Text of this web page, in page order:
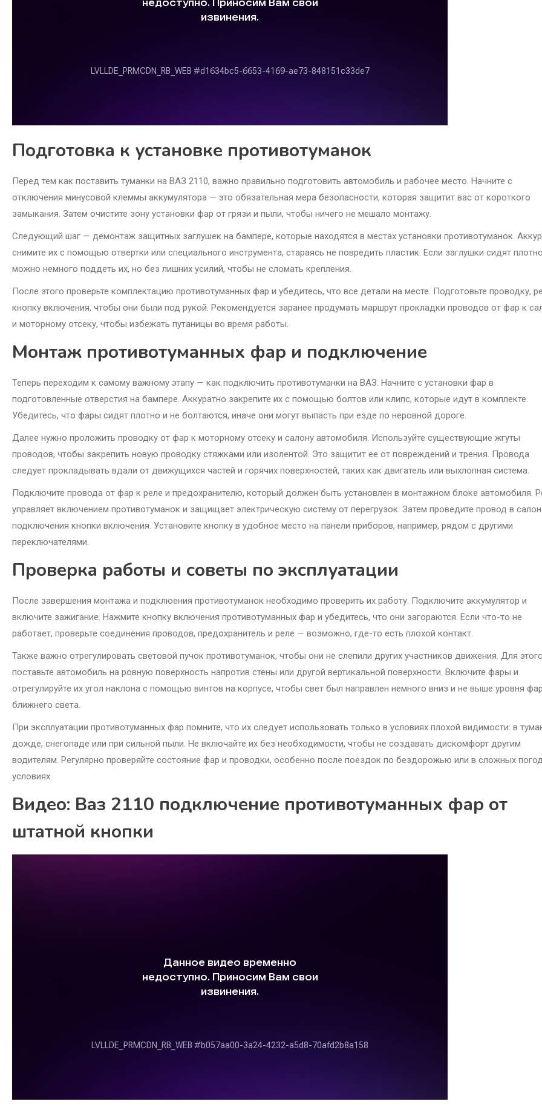
Подготовка к установке противотуманок
Перед тем как поставить туманки на ВАЗ 2110, важно правильно подготовить автомобиль и рабочее место. Начните с
отключения минусовой клеммы аккумулятора — это обязательная мера безопасности, которая защитит вас от короткого
замыкания. Затем очистите зону установки фар от грязи и пыли, чтобы ничего не мешало монтажу.
Следующий шаг — демонтаж защитных заглушек на бампере, которые находятся в местах установки противотуманок.
снимите их с помощью отвертки или специального инструмента, стараясь не повредить пластик. Если заглушки сидят
можно немного поддеть их, но без лишних усилий, чтобы не сломать крепления.
После этого проверьте комплектацию противотуманных фар и убедитесь, что все детали на месте. Подготовьте проводку,
кнопку включения, чтобы они были под рукой. Рекомендуется заранее продумать маршрут прокладки проводов от фар к
и моторному отсеку, чтобы избежать путаницы во время работы.
Монтаж противотуманных фар и подключение
Теперь переходим к самому важному этапу — как подключить противотуманки на ВАЗ. Начните с установки фар в
подготовленные отверстия на бампере. Аккуратно закрепите их с помощью болтов или клипс, которые идут в комплекте.
Убедитесь, что фары сидят плотно и не болтаются, иначе они могут выпасть при езде по неровной дороге.
Далее нужно проложить проводку от фар к моторному отсеку и салону автомобиля. Используйте существующие жгуты
проводов, чтобы закрепить новую проводку стяжками или изолентой. Это защитит ее от повреждений и трения. Провода
следует прокладывать вдали от движущихся частей и горячих поверхностей, таких как двигатель или выхлопная система.
Подключите провода от фар к реле и предохранителю, который должен быть установлен в монтажном блоке автомобиля.
управляет включением противотуманок и защищает электрическую систему от перегрузок. Затем проведите провод в
подключения кнопки включения. Установите кнопку в удобное место на панели приборов, например, рядом с другими
переключателями.
Проверка работы и советы по эксплуатации
После завершения монтажа и подклюения противотуманок необходимо проверить их работу. Подключите аккумулятор и
включите зажигание. Нажмите кнопку включения противотуманных фар и убедитесь, что они загораются. Если что-то не
работает, проверьте соединения проводов, предохранитель и реле — возможно, где-то есть плохой контакт.
Также важно отрегулировать световой пучок противотуманок, чтобы они не слепили других участников движения. Для этого
поставьте автомобиль на ровную поверхность напротив стены или другой вертикальной поверхности. Включите фары и
отрегулируйте их угол наклона с помощью винтов на корпусе, чтобы свет был направлен немного вниз и не выше уровня фар
ближнего света.
При эксплуатации противотуманных фар помните, что их следует использовать только в условиях плохой видимости: в
дожде, снегопаде или при сильной пыли. Не включайте их без необходимости, чтобы не создавать дискомфорт другим
водителям. Регулярно проверяйте состояние фар и проводки, особенно после поездок по бездорожью или в сложных
условиях.
Видео: Ваз 2110 подключение противотуманных фар от
штатной кнопки